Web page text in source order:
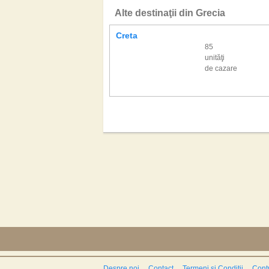
Alte destinaţii din Grecia
Creta
85
unităţi
de cazare